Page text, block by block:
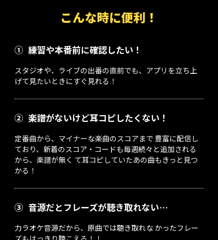
こんな時に便利！
① 練習や本番前に確認したい！
スタジオや、ライブの出番の直前でも、アプリを立ち上
げて見たいときにすぐ見れる！
② 楽譜がないけど耳コピしたくない！
定番曲から、マイナーな楽曲のスコアまで 豊富に配信し
ており、新着のスコア・コードも毎週続々と追加される
から、楽譜が無く て耳コピしていたあの曲もきっと見つ
かる！
③ 音源だとフレーズが聴き取れない…
力ラオケ音源だから、原曲では聴き取れな かったフレー